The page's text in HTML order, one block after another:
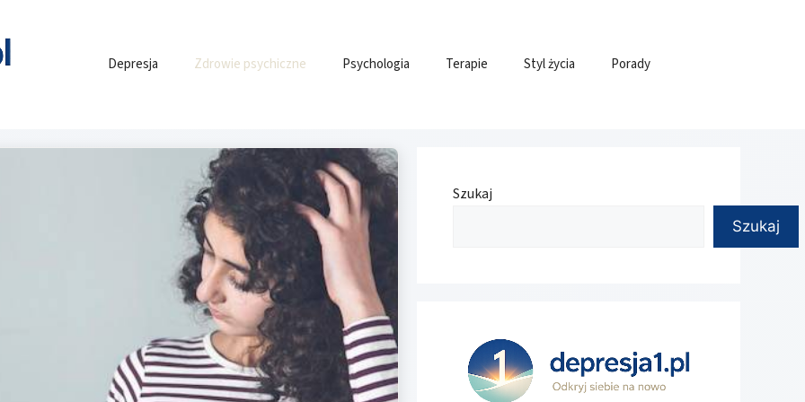
Depresja Zdrowie psychiczne Psychologia Terapie Styl życia Porady
Szukaj
Szukaj